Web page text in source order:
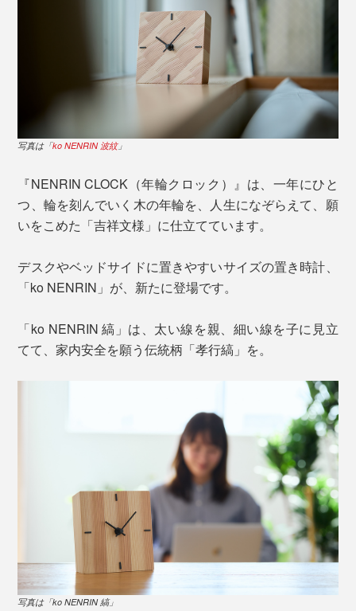
写真は「ko NENRIN 波紋」
『NENRIN CLOCK（年輪クロック）』は、一年にひと
つ、輪を刻んでいく木の年輪を、人生になぞらえて、願
いをこめた「吉祥文様」に仕立てています。
デスクやベッドサイドに置きやすいサイズの置き時計、
「ko NENRIN」が、新たに登場です。
「ko NENRIN 縞」は、太い線を親、細い線を子に見立
てて、家内安全を願う伝統柄「孝行縞」を。
写真は「ko NENRIN 縞」